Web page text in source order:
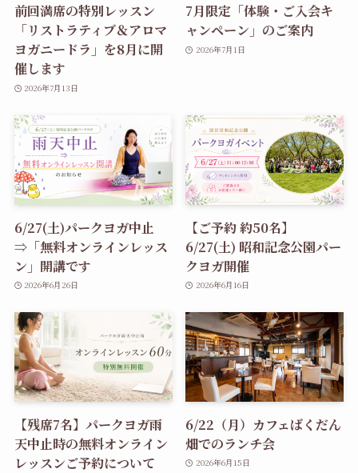
前回満席の特別レッスン
「リストラティブ＆アロマ
ヨガニードラ」を8月に開
催します
2026年7月13日
7月限定「体験・ご入会キ
ャンペーン」のご案内
2026年7月1日
6/27(土)パークヨガ中止
⇒「無料オンラインレッス
ン」開講です
2026年6月26日
【ご予約 約50名】
6/27(土) 昭和記念公園パー
クヨガ開催
2026年6月16日
【残席7名】パークヨガ雨
天中止時の無料オンライン
レッスンご予約について
6/22（月）カフェばくだん
畑でのランチ会
2026年6月15日